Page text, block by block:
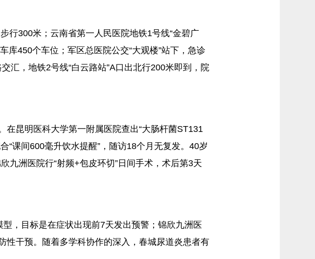
行300米；云南省第一人民医院地铁1号线“金碧广
库450个车位；军区总医院公交“大观楼”站下，急诊
汇，地铁2号线“白云路站”A口出北行200米即到，院
昆明医科大学第一附属医院查出“大肠杆菌ST131
“课间600毫升饮水提醒”，随访18个月无复发。40岁
九洲医院行“射频+包皮环切”日间手术，术后第3天
，目标是在症状出现前7天发出预警；锦欣九洲医
性干预。随着多学科协作的深入，春城尿道炎患者有